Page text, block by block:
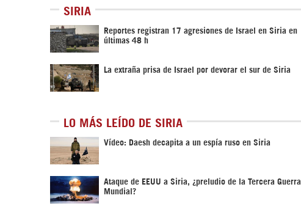
SIRIA
Reportes registran 17 agresiones de Israel en Siria en
últimas 48 h
La extraña prisa de Israel por devorar el sur de Siria
LO MÁS LEÍDO DE SIRIA
Vídeo: Daesh decapita a un espía ruso en Siria
Ataque de EEUU a Siria, ¿preludio de la Tercera Guerra
Mundial?